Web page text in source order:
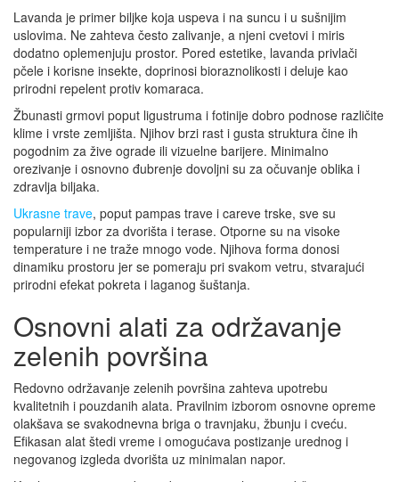
Lavanda je primer biljke koja uspeva i na suncu i u sušnijim
uslovima. Ne zahteva često zalivanje, a njeni cvetovi i miris
dodatno oplemenjuju prostor. Pored estetike, lavanda privlači
pčele i korisne insekte, doprinosi bioraznolikosti i deluje kao
prirodni repelent protiv komaraca.
Žbunasti grmovi poput ligustruma i fotinije dobro podnose različite
klime i vrste zemljišta. Njihov brzi rast i gusta struktura čine ih
pogodnim za žive ograde ili vizuelne barijere. Minimalno
orezivanje i osnovno đubrenje dovoljni su za očuvanje oblika i
zdravlja biljaka.
Ukrasne trave, poput pampas trave i careve trske, sve su
popularniji izbor za dvorišta i terase. Otporne su na visoke
temperature i ne traže mnogo vode. Njihova forma donosi
dinamiku prostoru jer se pomeraju pri svakom vetru, stvarajući
prirodni efekat pokreta i laganog šuštanja.
Osnovni alati za održavanje
zelenih površina
Redovno održavanje zelenih površina zahteva upotrebu
kvalitetnih i pouzdanih alata. Pravilnim izborom osnovne opreme
olakšava se svakodnevna briga o travnjaku, žbunju i cveću.
Efikasan alat štedi vreme i omogućava postizanje urednog i
negovanog izgleda dvorišta uz minimalan napor.